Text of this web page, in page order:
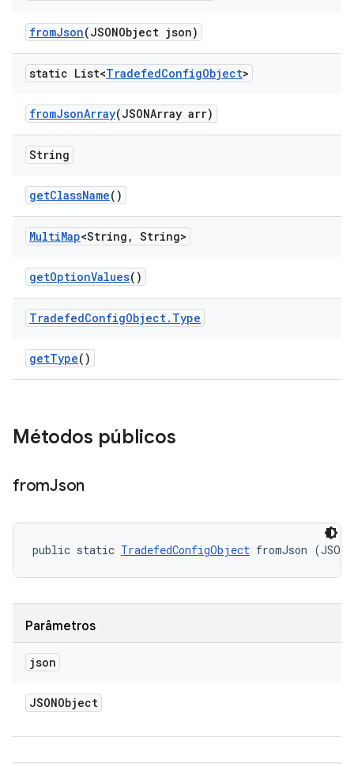
fromJson(JSONObject json)
static List<TradefedConfigObject>
fromJsonArray(JSONArray arr)
String
getClassName()
MultiMap<String , String>
getOptionValues()
TradefedConfigObject. Type
getType()
Métodos públicos
fromJson
public static TradefedConfigObject fromJson
Parâmetros
json
JSONObject